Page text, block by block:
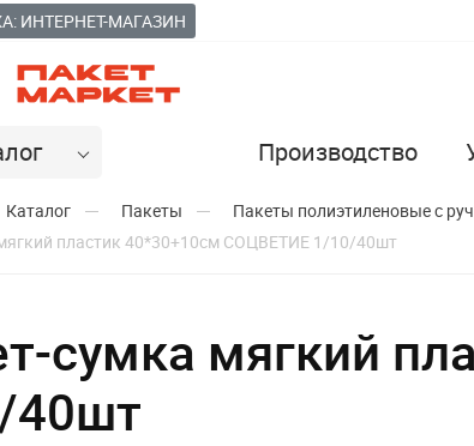
ИНТЕРНЕТ-МАГАЗИН
Производство
Каталог Пакеты Пакеты полиэтиленовые с
пластик 40*30+10см СОЦВЕТИЕ 1/10/40шт
сумка мягкий
40шт